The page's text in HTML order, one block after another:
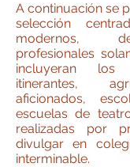
A continuación se
selección
modernos,
profesionales
incluyeran los
itinerantes,
aficionados,
escuelas de
realizadas por
divulgar en
interminable.